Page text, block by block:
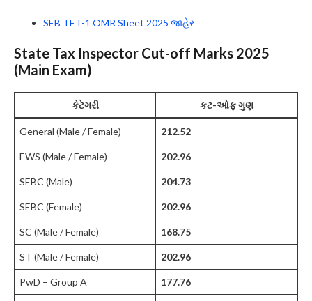
SEB TET-1 OMR Sheet 2025 જાહેર
State Tax Inspector Cut-off Marks 2025
(Main Exam)
કેટેગરી કટ-ઓફ ગુણ
General (Male / Female) 212.52
EWS (Male / Female) 202.96
SEBC (Male) 204.73
SEBC (Female) 202.96
SC (Male / Female) 168.75
ST (Male / Female) 202.96
PwD – Group A 177.76